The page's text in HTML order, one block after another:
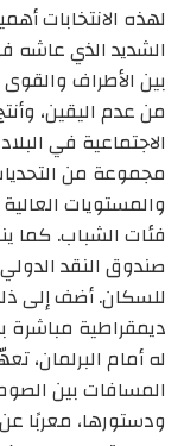
لهذه الانتخابات
الشديد الذي عاشه
بين الأطراف
من عدم اليقين،
الاجتماعية في
مجموعة من
والمستويات
فئات الشباب. كما
صندوق النقد
للسكان. أضف إلى
ديمقراطية
له أمام
المسافات بين
ودستورها، معربًا